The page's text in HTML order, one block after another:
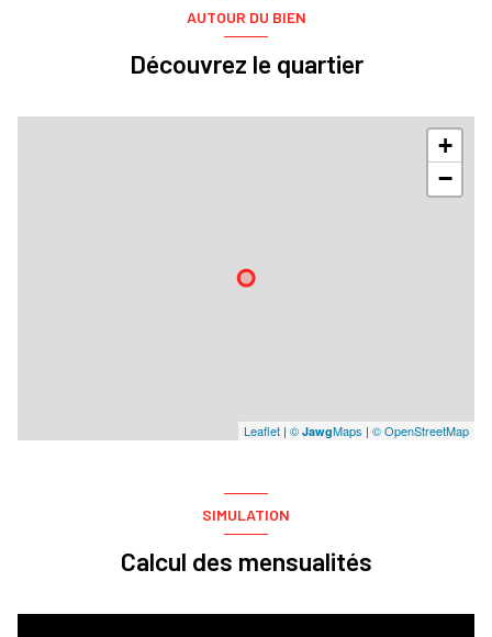
AUTOUR DU BIEN
Découvrez le quartier
+
−
Leaflet | © JawgMaps | © OpenStreetMap
SIMULATION
Calcul des mensualités